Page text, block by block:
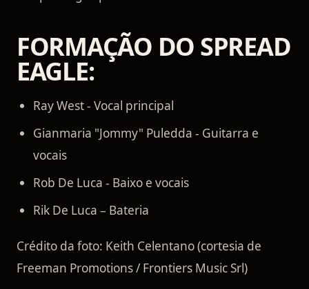
FORMAÇÃO DO SPREAD
EAGLE:
Ray West - Vocal principal
Gianmaria "Jommy" Puledda - Guitarra e
vocais
Rob De Luca - Baixo e vocais
Rik De Luca – Bateria
Crédito da foto: Keith Celentano (cortesia de
Freeman Promotions / Frontiers Music Srl)